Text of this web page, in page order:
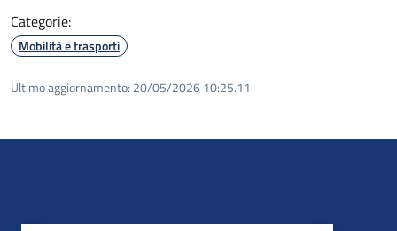
Categorie:
Mobilità e trasporti
Ultimo aggiornamento: 20/05/2026 10:25.11